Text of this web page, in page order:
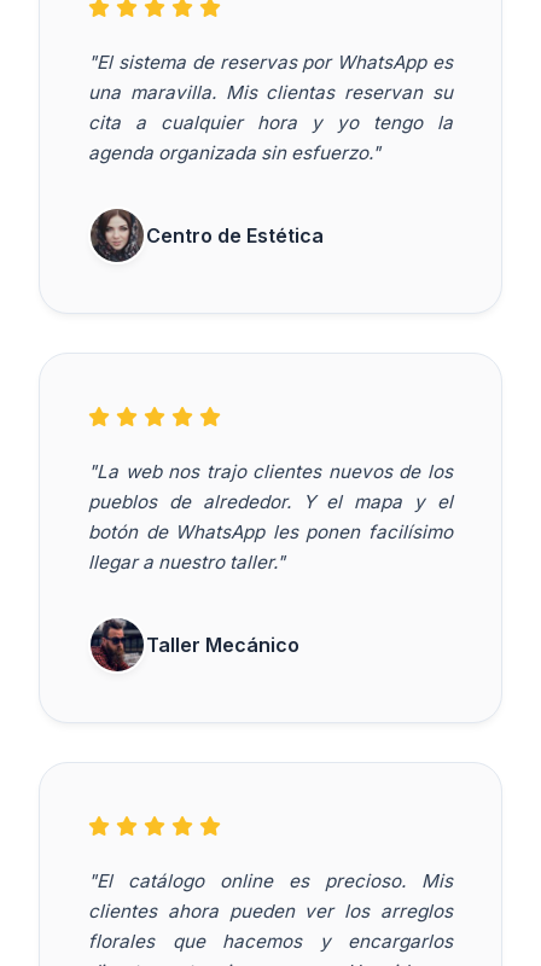
"El sistema de reservas por WhatsApp es
una maravilla. Mis clientas reservan su
cita a cualquier hora y yo tengo la
agenda organizada sin esfuerzo."
Centro de Estética
"La web nos trajo clientes nuevos de los
pueblos de alrededor. Y el mapa y el
botón de WhatsApp les ponen facilísimo
llegar a nuestro taller."
Taller Mecánico
"El catálogo online es precioso. Mis
clientes ahora pueden ver los arreglos
florales que hacemos y encargarlos